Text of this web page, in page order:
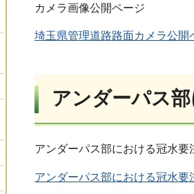
カメラ画像公開ページ
埼玉県管理道路路面カメラ公開
アンダーパス
アンダーパス部における冠水要
アンダーパス部における冠水要